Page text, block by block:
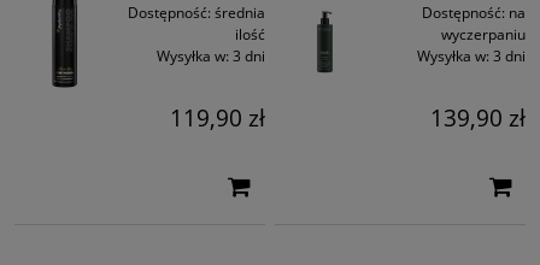
Dostępność: średnia
ilość
Wysyłka w: 3 dni
119,90 zł
Dostępność: na
wyczerpaniu
Wysyłka w: 3 dni
139,90 zł